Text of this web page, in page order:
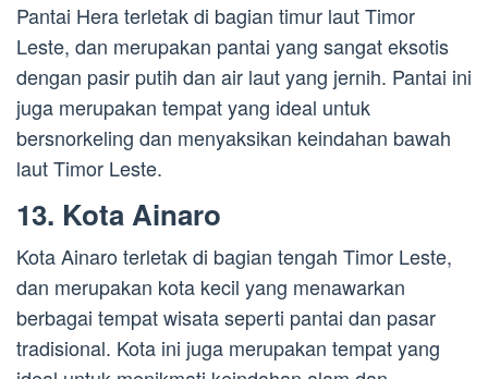
Pantai Hera terletak di bagian timur laut Timor
Leste, dan merupakan pantai yang sangat eksotis
dengan pasir putih dan air laut yang jernih. Pantai ini
juga merupakan tempat yang ideal untuk
bersnorkeling dan menyaksikan keindahan bawah
laut Timor Leste.
13. Kota Ainaro
Kota Ainaro terletak di bagian tengah Timor Leste,
dan merupakan kota kecil yang menawarkan
berbagai tempat wisata seperti pantai dan pasar
tradisional. Kota ini juga merupakan tempat yang